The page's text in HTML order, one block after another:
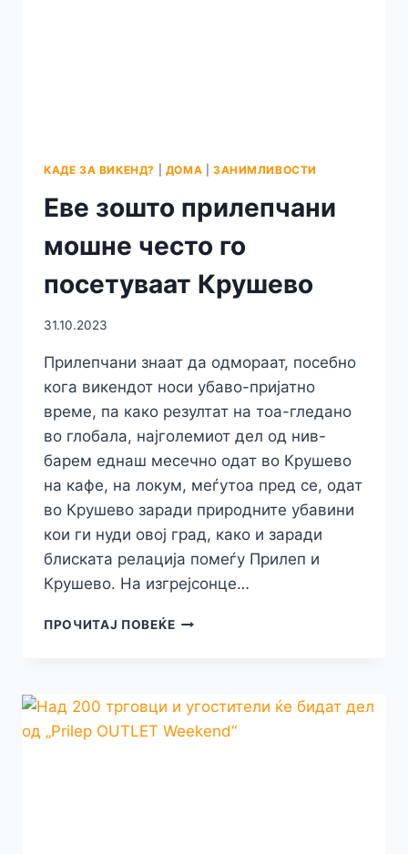
КАДЕ ЗА ВИКЕНД? ДОМА ЗАНИМЛИВОСТИ
Еве зошто прилепчани
мошне често го
посетуваат Крушево
31.10.2023
Прилепчани знаат да одмораат, посебно
кога викендот носи убаво-пријатно
време, па како резултат на тоа-гледано
во глобала, најголемиот дел од нив-
барем еднаш месечно одат во Крушево
на кафе, на локум, меѓутоа пред се, одат
во Крушево заради природните убавини
кои ги нуди овој град, како и заради
блиската релација помеѓу Прилеп и
Крушево. На изгрејсонце…
ПРОЧИТАЈ ПОВЕЌЕЕВЕ
ГО
ПОСЕТУВААТ